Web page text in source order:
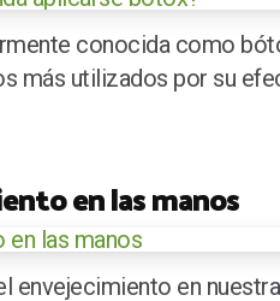
conocida como
más utilizados por su
en las manos
envejecimiento en